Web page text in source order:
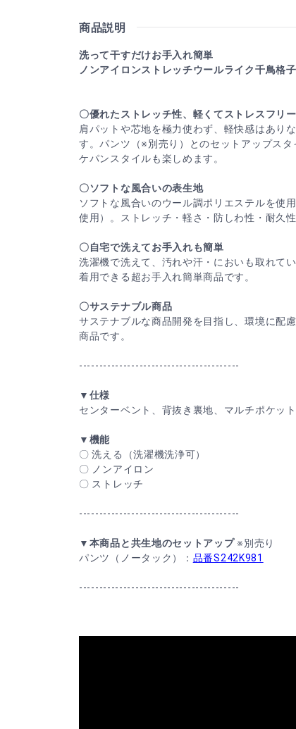
商品説明
洗って干すだけお手入れ簡単
ノンアイロンストレッチウールライク千鳥格
〇優れたストレッチ性、軽くてストレスフリー
肩パットや芯地を極力使わず、軽快感はあり
す。パンツ（※別売り）とのセットアップス
ケパンスタイルも楽しめます。
〇ソフトな風合いの表生地
ソフトな風合いのウール調ポリエステルを使
使用）。ストレッチ・軽さ・防しわ性・耐久
〇自宅で洗えてお手入れも簡単
洗濯機で洗えて、汚れや汗・においも取れて
着用できる超お手入れ簡単商品です。
〇サステナブル商品
サステナブルな商品開発を目指し、環境に配
商品です。
----------------------------------------
▼仕様
センターベント、背抜き裏地、マルチポケッ
▼機能
〇 洗える（洗濯機洗浄可）
〇 ノンアイロン
〇 ストレッチ
----------------------------------------
▼本商品と共生地のセットアップ※別売り
パンツ（ノータック）： 品番S242K981
----------------------------------------